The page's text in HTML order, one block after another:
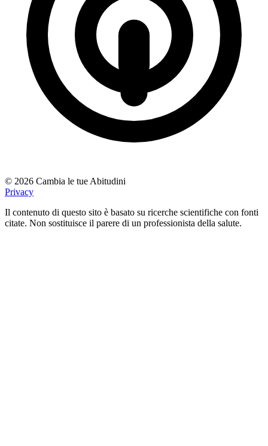
© 2026 Cambia le tue Abitudini
Privacy
Il contenuto di questo sito è basato su ricerche scientifiche con fonti
citate. Non sostituisce il parere di un professionista della salute.